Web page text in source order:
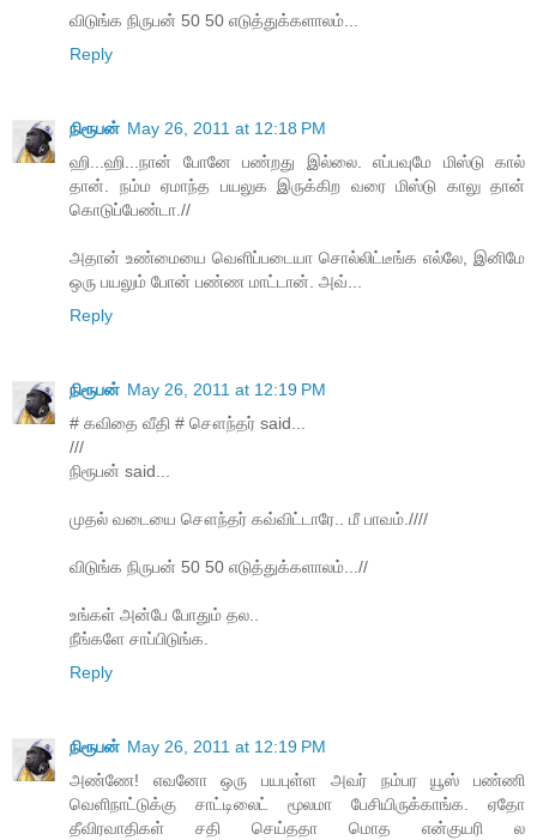
விடுங்க நிருபன் 50 50 எடுத்துக்களாலம்...
Reply
நிரூபன் May 26, 2011 at 12:18 PM
ஹி...ஹி...நான் போனே பண்றது இல்லை. எப்பவுமே மிஸ்டு கால்
தான். நம்ம ஏமாந்த பயலுக இருக்கிற வரை மிஸ்டு காலு தான்
கொடுப்பேண்டா.//
அதான் உண்மையை வெளிப்படையா சொல்லிட்டீங்க எல்லே, இனிமே
ஒரு பயலும் போன் பண்ண மாட்டான். அவ்...
Reply
நிரூபன் May 26, 2011 at 12:19 PM
# கவிதை வீதி # சௌந்தர் said...
///
நிரூபன் said...
முதல் வடையை சௌந்தர் கவ்விட்டாரே.. மீ பாவம்.////
விடுங்க நிருபன் 50 50 எடுத்துக்களாலம்...//
உங்கள் அன்பே போதும் தல..
நீங்களே சாப்பிடுங்க.
Reply
நிரூபன் May 26, 2011 at 12:19 PM
அண்ணே! எவனோ ஒரு பயபுள்ள அவர் நம்பர யூஸ் பண்ணி
வெளிநாட்டுக்கு சாட்டிலைட் மூலமா பேசியிருக்காங்க. ஏதோ
தீவிரவாதிகள் சதி செய்ததா மொத என்குயரி ல